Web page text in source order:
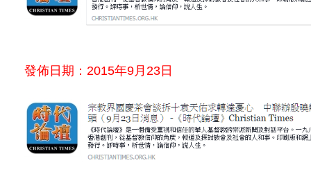
發佈日期：2015年9月23日